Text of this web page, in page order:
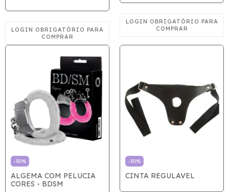
-30%
ALGEMA COM PELUCIA
CORES - BDSM
-30%
CINTA REGULAVEL